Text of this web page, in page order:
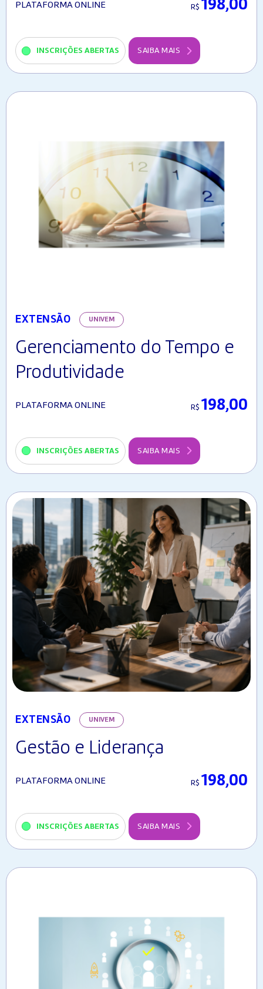
PLATAFORMA ONLINE R$ 198,00
INSCRIÇÕES ABERTAS SAIBA MAIS
EXTENSÃO UNIVEM
Gerenciamento do Tempo e
Produtividade
PLATAFORMA ONLINE R$ 198,00
INSCRIÇÕES ABERTAS SAIBA MAIS
EXTENSÃO UNIVEM
Gestão e Liderança
PLATAFORMA ONLINE R$ 198,00
INSCRIÇÕES ABERTAS SAIBA MAIS